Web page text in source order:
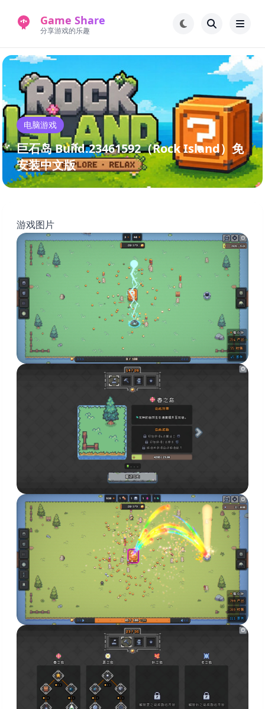
Game Share
分享游戏的乐趣
手机游戏 常见问题解答
新版游戏站 永久地址
电脑游戏
巨石岛 Build.23461592（Rock Island）免
安装中文版
游戏图片